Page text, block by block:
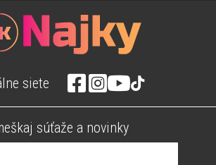
siete
súťaže a novinky